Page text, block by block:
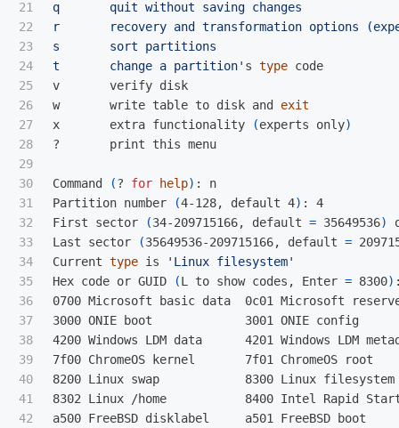
21
22
23
24
25
26
27
28
29
30
31
32
33
34
35
36
37
38
39
40
41
42
q       quit without saving changes
r       recovery and transformation options
s       sort partitions
t       change a partition' s type code
v       verify disk
w       write table to disk and
x       extra functionality
(experts only)
?       print this menu
Command (? for help) : n
Partition number
(4-128, default 4) : 4
First sector
(34-209715166, default = 35649536)
Last sector
(35649536-209715166, default =
Current type is
'Linux filesystem'
Hex code or GUID
(L to show codes, Enter = 8300)
0700 Microsoft basic data  0c01 Microsoft
3000 ONIE boot             3001 ONIE config
4200 Windows LDM data      4201 Windows LDM
7f00 ChromeOS kernel       7f01 ChromeOS root
8200 Linux swap            8300 Linux
8302 Linux /home           8400 Intel Rapid
a500 FreeBSD disklabel     a501 FreeBSD boot